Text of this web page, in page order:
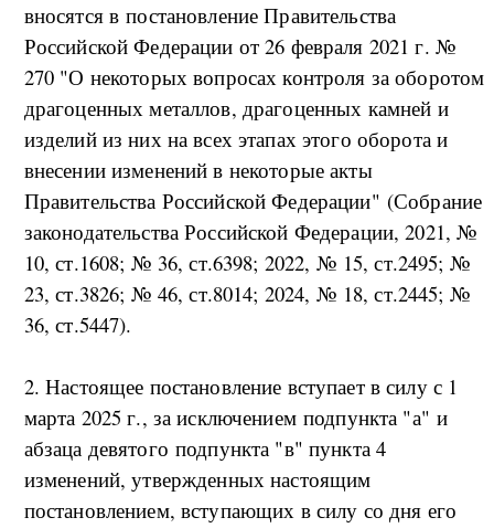
вносятся в постановление Правительства
Российской Федерации от 26 февраля 2021 г. №
270 "О некоторых вопросах контроля за оборотом
драгоценных металлов, драгоценных камней и
изделий из них на всех этапах этого оборота и
внесении изменений в некоторые акты
Правительства Российской Федерации" (Собрание
законодательства Российской Федерации, 2021, №
10, ст.1608; № 36, ст.6398; 2022, № 15, ст.2495; №
23, ст.3826; № 46, ст.8014; 2024, № 18, ст.2445; №
36, ст.5447).
2. Настоящее постановление вступает в силу с 1
марта 2025 г., за исключением подпункта "а" и
абзаца девятого подпункта "в" пункта 4
изменений, утвержденных настоящим
постановлением, вступающих в силу со дня его